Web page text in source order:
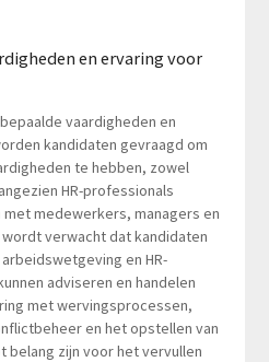
en ervaring voor
vaardigheden en
kandidaten gevraagd om
te hebben, zowel
HR-professionals
medewerkers, managers en
verwacht dat kandidaten
en HR-
adviseren en handelen
met wervingsprocessen,
en het opstellen van
belang zijn voor het vervullen